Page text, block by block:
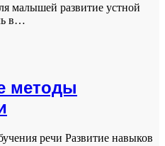
малышей развитие устной
в…
методы
речи Развитие навыков